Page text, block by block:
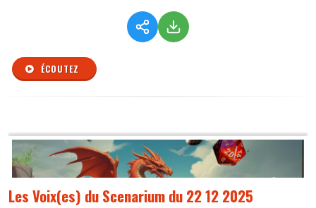
ÉCOUTEZ
Les Voix(es) du Scenarium du 22 12 2025